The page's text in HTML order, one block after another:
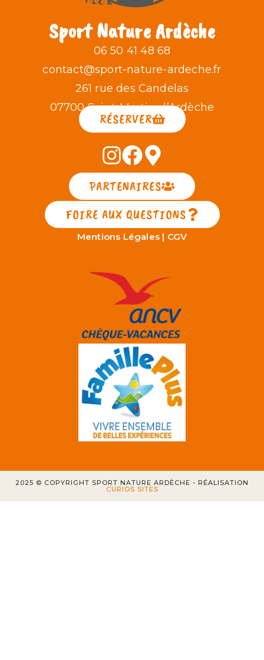
Sport Nature Ardèche
06 50 41 48 68
contact@sport-nature-ardeche.fr
261 rue des Candelas
07700 Saint-Martin-d’Ardèche
RÉSERVER
PARTENAIRES
FOIRE AUX QUESTIONS
Mentions Légales | CGV
2025 © COPYRIGHT SPORT NATURE ARDÈCHE - RÉALISATION
CURIOS SITES